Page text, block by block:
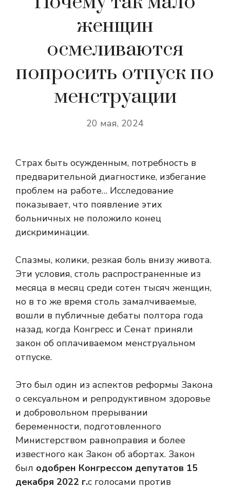
женщин
осмеливаются
попросить отпуск по
менструации
20 мая, 2024
Страх быть осужденным, потребность в
предварительной диагностике, избегание
проблем на работе… Исследование
показывает, что появление этих
больничных не положило конец
дискриминации.
Спазмы, колики, резкая боль внизу живота.
Эти условия, столь распространенные из
месяца в месяц среди сотен тысяч женщин,
но в то же время столь замалчиваемые,
вошли в публичные дебаты полтора года
назад, когда Конгресс и Сенат приняли
закон об оплачиваемом менструальном
отпуске.
Это был один из аспектов реформы Закона
о сексуальном и репродуктивном здоровье
и добровольном прерывании
беременности, подготовленного
Министерством равноправия и более
известного как Закон об абортах. Закон
был одобрен Конгрессом депутатов 15
декабря 2022 г.с голосами против